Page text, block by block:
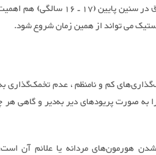
برخلاف تصور عمومی بروز این اتفاق در
می تواند از همین زمان شروع شود.
کم و نامنظم ، عدم تخمک‌گذاری
صورت پریودهای دیر به‌دیر و گاهی هر
هورمون‌های مردانه یا علائم آن